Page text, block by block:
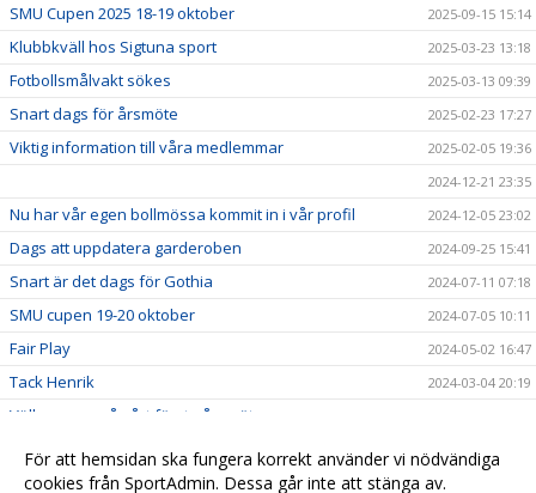
SMU Cupen 2025 18-19 oktober 2025-09-15 15:14
Klubbkväll hos Sigtuna sport 2025-03-23 13:18
Fotbollsmålvakt sökes 2025-03-13 09:39
Snart dags för årsmöte 2025-02-23 17:27
Viktig information till våra medlemmar
2025-02-05 19:36
2024-12-21 23:35
Nu har vår egen bollmössa kommit in i vår profil 2024-12-05 23:02
Dags att uppdatera garderoben 2024-09-25 15:41
Snart är det dags för Gothia 2024-07-11 07:18
SMU cupen 19-20 oktober 2024-07-05 10:11
Fair Play 2024-05-02 16:47
Tack Henrik 2024-03-04 20:19
Välkommen på vårt första årsmöte
Grattis F08 2023-11-07 21:57
Planeringen inför nästa säsong är i full gång 2023-11-06 21:41
För att hemsidan ska fungera korrekt använder vi nödvändiga
cookies från SportAdmin. Dessa går inte att stänga av.